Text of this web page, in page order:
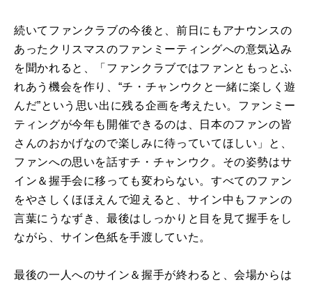
続いてファンクラブの今後と、前日にもアナウンスの
あったクリスマスのファンミーティングへの意気込み
を聞かれると、「ファンクラブではファンともっとふ
れあう機会を作り、“チ・チャンウクと一緒に楽しく遊
んだ”という思い出に残る企画を考えたい。ファンミー
ティングが今年も開催できるのは、日本のファンの皆
さんのおかげなので楽しみに待っていてほしい」と、
ファンへの思いを話すチ・チャンウク。その姿勢はサ
イン＆握手会に移っても変わらない。すべてのファン
をやさしくほほえんで迎えると、サイン中もファンの
言葉にうなずき、最後はしっかりと目を見て握手をし
ながら、サイン色紙を手渡していた。
最後の一人へのサイン＆握手が終わると、会場からは